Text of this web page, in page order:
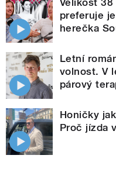
Velikost
preferuje
herečka
Letní
volnost. V
párový
Honičky
Proč jízda